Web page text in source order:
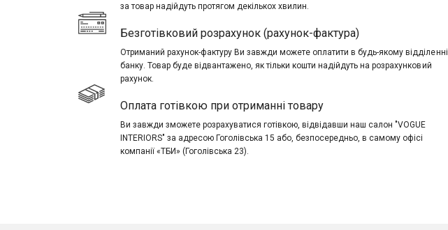
за товар надійдуть протягом декількох хвилин.
Безготівковий розрахунок (рахунок-фактура)
Отриманий рахунок-фактуру Ви завжди можете оплатити в будь-якому відділенні
банку. Товар буде відвантажено, як тільки кошти надійдуть на розрахунковий
рахунок.
Оплата готівкою при отриманні товару
Ви завжди зможете розрахуватися готівкою, відвідавши наш салон "VOGUE
INTERIORS" за адресою Гоголівська 15 або, безпосередньо, в самому офісі
компанії «ТБИ» (Гоголівська 23).